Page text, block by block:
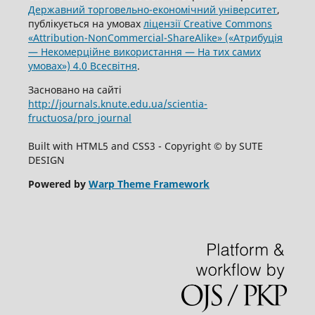
Державний торговельно-економічний університет,
публікується на умовах ліцензії Creative Commons
«Attribution-NonCommercial-ShareAlike» («Атрибуція
— Некомерційне використання — На тих самих
умовах») 4.0 Всесвітня.
Засновано на сайті
http://journals.knute.edu.ua/scientia-
fructuosa/pro_journal
Built with HTML5 and CSS3 - Copyright © by SUTE
DESIGN
Powered by Warp Theme Framework